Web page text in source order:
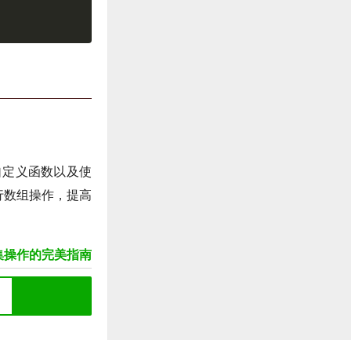
义函数以及使
组操作，提高
作的完美指南